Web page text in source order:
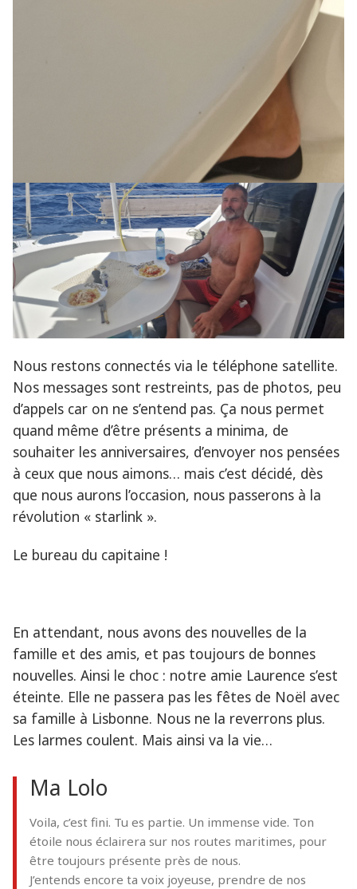
Nous restons connectés via le téléphone satellite.
Nos messages sont restreints, pas de photos, peu
d’appels car on ne s’entend pas. Ça nous permet
quand même d’être présents a minima, de
souhaiter les anniversaires, d’envoyer nos pensées
à ceux que nous aimons… mais c’est décidé, dès
que nous aurons l’occasion, nous passerons à la
révolution « starlink ».
Le bureau du capitaine !
En attendant, nous avons des nouvelles de la
famille et des amis, et pas toujours de bonnes
nouvelles. Ainsi le choc : notre amie Laurence s’est
éteinte. Elle ne passera pas les fêtes de Noël avec
sa famille à Lisbonne. Nous ne la reverrons plus.
Les larmes coulent. Mais ainsi va la vie…
Ma Lolo
Voila, c’est fini. Tu es partie. Un immense vide. Ton
étoile nous éclairera sur nos routes maritimes, pour
être toujours présente près de nous.
J’entends encore ta voix joyeuse, prendre de nos